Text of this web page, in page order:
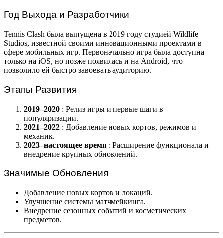
Год Выхода и Разработчики
Tennis Clash была выпущена в 2019 году студией Wildlife
Studios, известной своими инновационными проектами в
сфере мобильных игр. Первоначально игра была доступна
только на iOS, но позже появилась и на Android, что
позволило ей быстро завоевать аудиторию.
Этапы Развития
2019–2020 : Релиз игры и первые шаги в
популяризации.
2021–2022 : Добавление новых кортов, режимов и
механик.
2023–настоящее время : Расширение функционала и
внедрение крупных обновлений.
Значимые Обновления
Добавление новых кортов и локаций.
Улучшение системы матчмейкинга.
Внедрение сезонных событий и косметических
предметов.